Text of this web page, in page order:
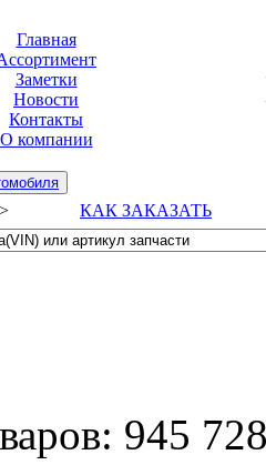
Главная
Заметки
Новости
Контакты
О компании
КАК ЗАКАЗАТЬ
945